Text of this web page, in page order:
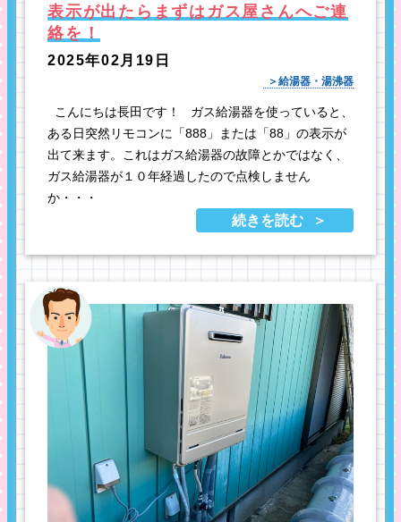
表示が出たらまずはガス屋さんへご連
絡を！
2025年02月19日
給湯器・湯沸器
こんにちは長田です！ ガス給湯器を使っていると、
ある日突然リモコンに「888」または「88」の表示が
出て来ます。これはガス給湯器の故障とかではなく、
ガス給湯器が１０年経過したので点検しません
か・・・
続きを読む